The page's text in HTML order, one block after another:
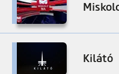
Kilátó